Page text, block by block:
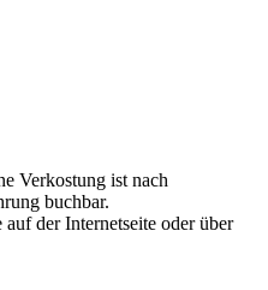
Verkostung ist nach
buchbar.
der Internetseite oder über